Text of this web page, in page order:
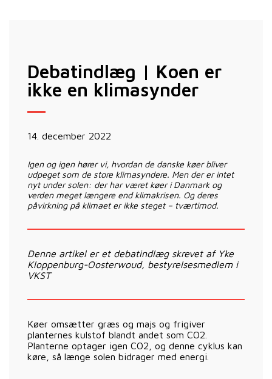
Debatindlæg | Koen er
ikke en klimasynder
14. december 2022
Igen og igen hører vi, hvordan de danske køer bliver
udpeget som de store klimasyndere. Men der er intet
nyt under solen: der har været køer i Danmark og
verden meget længere end klimakrisen. Og deres
påvirkning på klimaet er ikke steget – tværtimod.
Denne artikel er et debatindlæg skrevet af Yke
Kloppenburg-Oosterwoud, bestyrelsesmedlem i
VKST
Køer omsætter græs og majs og frigiver
planternes kulstof blandt andet som CO2.
Planterne optager igen CO2, og denne cyklus kan
køre, så længe solen bidrager med energi.